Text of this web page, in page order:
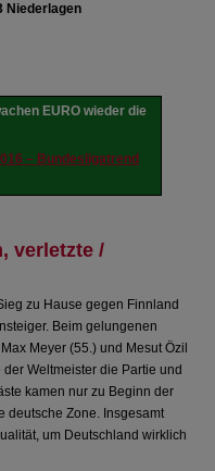
Niederlagen
EURO wieder die
– Bundesligatrend
verletzte /
zu Hause gegen Finnland
Beim gelungenen
Meyer (55.) und Mesut Özil
Weltmeister die Partie und
kamen nur zu Beginn der
deutsche Zone. Insgesamt
um Deutschland wirklich